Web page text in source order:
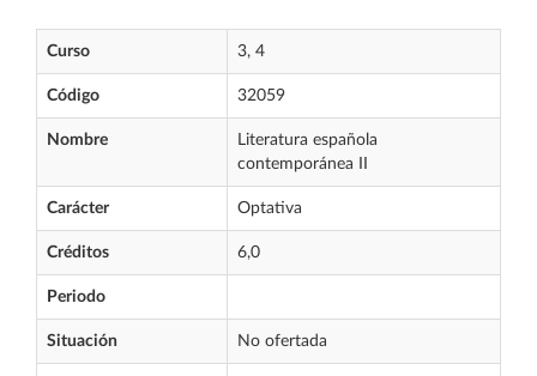
Curso 3, 4
Código 32059
Nombre
Literatura española
contemporánea II
Carácter Optativa
Créditos 6,0
Periodo
Situación No ofertada